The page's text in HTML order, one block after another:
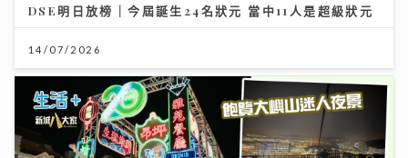
DSE明日放榜｜今屆誕生24名狀元 當中11人是超級狀元
14/07/2026